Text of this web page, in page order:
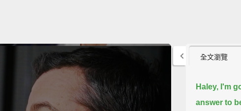
全文瀏覽
Haley, I'm
answer to